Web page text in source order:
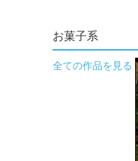
お菓子系
全ての作品を見る